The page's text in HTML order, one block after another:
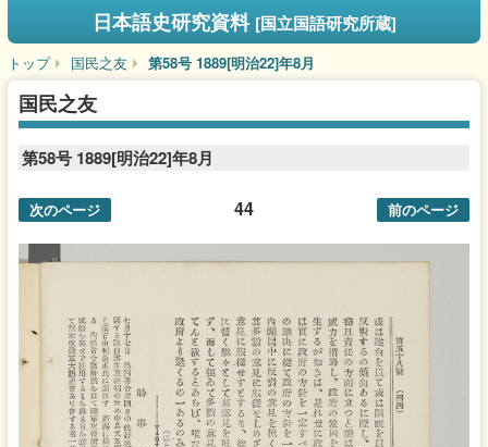
日本語史研究資料 [国立国語研究所蔵]
トップ 国民之友 第58号 1889[明治22]年8月
国民之友
第58号 1889[明治22]年8月
44
次のページ 前のページ